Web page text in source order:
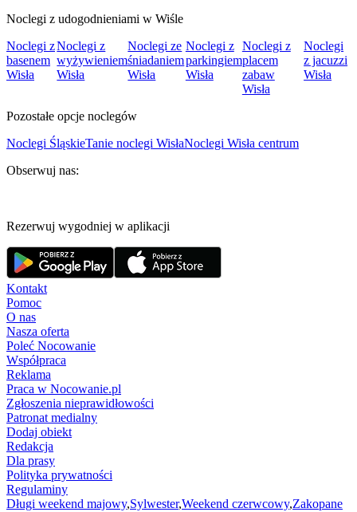
Noclegi z udogodnieniami w Wiśle
Noclegi z
basenem
Wisła
Noclegi z
wyżywieniem
Wisła
Noclegi ze
śniadaniem
Wisła
Noclegi z
parkingiem
Wisła
Noclegi z
placem
zabaw
Wisła
Noclegi
z jacuzzi
Wisła
Pozostałe opcje noclegów
Noclegi ŚląskieTanie noclegi WisłaNoclegi Wisła centrum
Obserwuj nas:
Rezerwuj wygodniej w aplikacji
Kontakt
Pomoc
O nas
Nasza oferta
Poleć Nocowanie
Współpraca
Reklama
Praca w Nocowanie.pl
Zgłoszenia nieprawidłowości
Patronat medialny
Dodaj obiekt
Redakcja
Dla prasy
Polityka prywatności
Regulaminy
Długi weekend majowy,Sylwester,Weekend czerwcowy,Zakopane